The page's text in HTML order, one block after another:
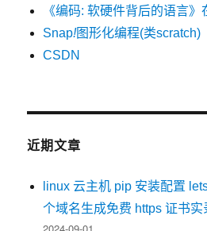
《编码: 软硬件背后的语言》
Snap!图形化编程(类scratch)
CSDN
近期文章
linux 云主机 pip 安装配置
个域名生成免费 https 证书